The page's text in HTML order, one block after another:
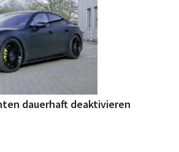
dauerhaft deaktivieren